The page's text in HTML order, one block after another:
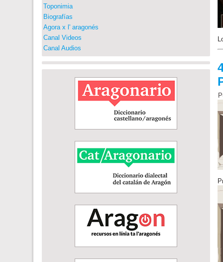
Toponimia
Biografías
Agora x l' aragonés
Canal Videos
Canal Audios